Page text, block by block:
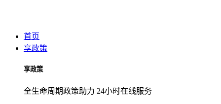
首页
享政策
享政策
全生命周期政策助力 24小时在线服务